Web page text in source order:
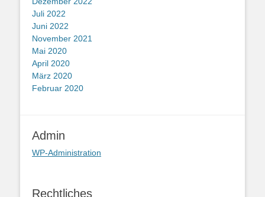
Juli 2022
Juni 2022
November 2021
Mai 2020
April 2020
März 2020
Februar 2020
Admin
WP-Administration
Rechtliches